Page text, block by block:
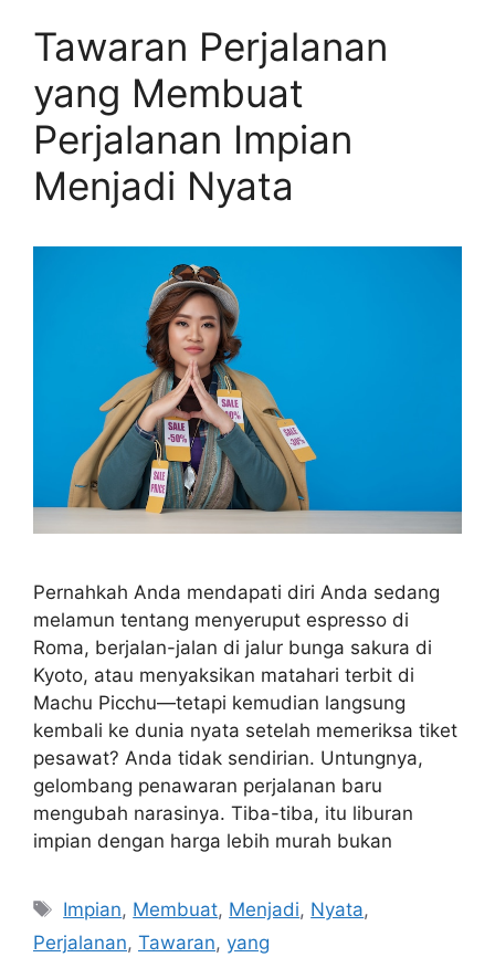
Tawaran Perjalanan
yang Membuat
Perjalanan Impian
Menjadi Nyata
Pernahkah Anda mendapati diri Anda sedang
melamun tentang menyeruput espresso di
Roma, berjalan-jalan di jalur bunga sakura di
Kyoto, atau menyaksikan matahari terbit di
Machu Picchu—tetapi kemudian langsung
kembali ke dunia nyata setelah memeriksa tiket
pesawat? Anda tidak sendirian. Untungnya,
gelombang penawaran perjalanan baru
mengubah narasinya. Tiba-tiba, itu liburan
impian dengan harga lebih murah bukan
Tags
Impian, Membuat, Menjadi, Nyata,
Perjalanan, Tawaran, yang